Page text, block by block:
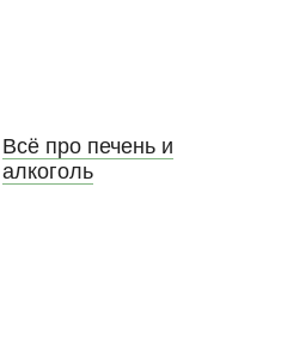
Всё про печень и
алкоголь